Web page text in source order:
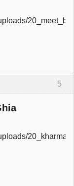
5